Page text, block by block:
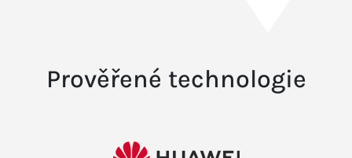
Prověřené technologie